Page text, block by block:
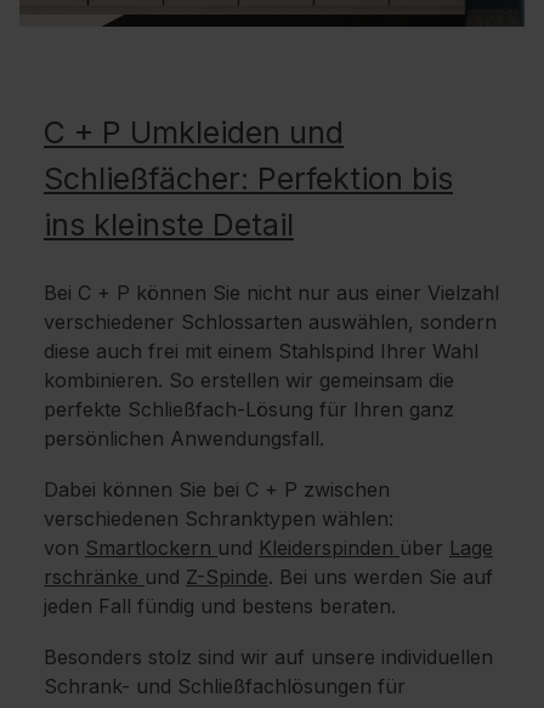
C + P Umkleiden und
Schließfächer: Perfektion bis
ins kleinste Detail
Bei C + P können Sie nicht nur aus einer Vielzahl
verschiedener Schlossarten auswählen, sondern
diese auch frei mit einem Stahlspind Ihrer Wahl
kombinieren. So erstellen wir gemeinsam die
perfekte Schließfach-Lösung für Ihren ganz
persönlichen Anwendungsfall.
Dabei können Sie bei C + P zwischen
verschiedenen Schranktypen wählen:
von Smartlockern und Kleiderspinden über Lage
rschränke und Z-Spinde. Bei uns werden Sie auf
jeden Fall fündig und bestens beraten.
Besonders stolz sind wir auf unsere individuellen
Schrank- und Schließfachlösungen für